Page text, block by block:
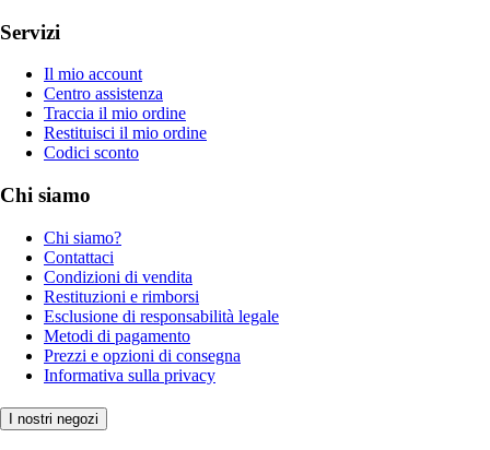
Servizi
Il mio account
Centro assistenza
Traccia il mio ordine
Restituisci il mio ordine
Codici sconto
Chi siamo
Chi siamo?
Contattaci
Condizioni di vendita
Restituzioni e rimborsi
Esclusione di responsabilità legale
Metodi di pagamento
Prezzi e opzioni di consegna
Informativa sulla privacy
I nostri negozi